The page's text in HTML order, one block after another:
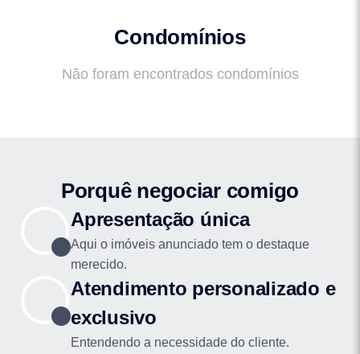
Condomínios
Não foram encontrados condomínios
Porquê negociar comigo
Apresentação única
Aqui o imóveis anunciado tem o destaque
merecido.
Atendimento personalizado e
exclusivo
Entendendo a necessidade do cliente.